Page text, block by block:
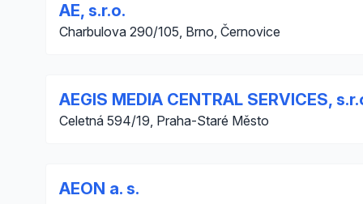
AE, s.r.o.
Charbulova 290/105, Brno, Černovice
AEGIS MEDIA CENTRAL SERVICES,
Celetná 594/19, Praha-Staré Město
AEON a. s.